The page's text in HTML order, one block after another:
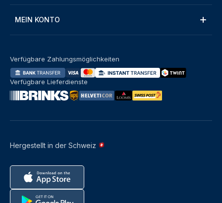
MEIN KONTO
Hergestellt in der Schweiz
Verfügbare Zahlungsmöglichkeiten
Verfügbare Lieferdienste